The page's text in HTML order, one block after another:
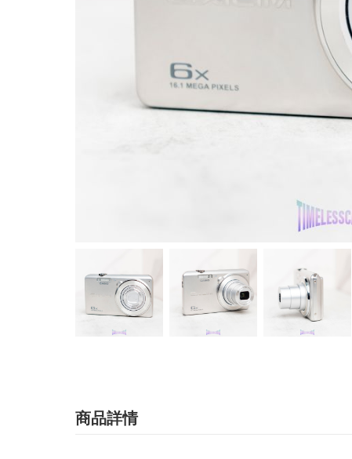
商品詳情